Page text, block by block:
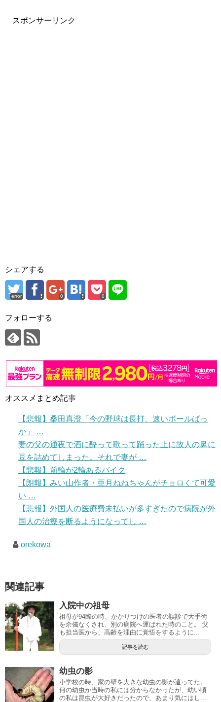
スポンサーリンク
シェアする
error 0 0
フォローする
オススメまとめ記事
【悲報】桑田真澄「今の野球は長打、速いボールばっ
か」 …
妻の父の通夜で酒に酔って歌って踊った上に故人の鼻に
豆を詰めてしまった。それで妻が …
【悲報】前輪が2輪あるバイク
【朗報】みい山作者・亜月ねねちゃんがチョロくて可愛
い …
【悲報】外国人の医療費未払いが多すぎたので病院が外
国人の治療を断るようになってし …
orekowa
関連記事
入院中の祖母
祖母が94際の時、かかりつけの医者の誤診で大手術
を余儀なくされ、別の病院へ運ばれた時のこと。 父
も担当医から、高齢を理由に覚悟をするように...
記事を読む
幼虫の影
小学校の時、家の壁を大きな幼虫の影が這ってた。
何の幼虫か当時の私には分からなかったが、幼い頃
の私は昆虫が大好きだったので、あまり気にはし...